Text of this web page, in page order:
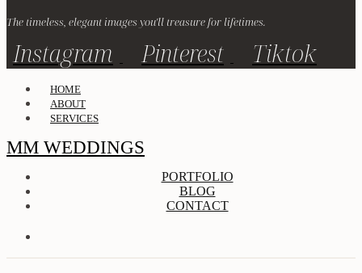
The timeless, elegant images you'll treasure for lifetimes.
Instagram Pinterest Tiktok
HOME
ABOUT
SERVICES
MM WEDDINGS
PORTFOLIO
BLOG
CONTACT